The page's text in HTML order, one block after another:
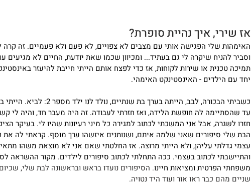
אז שירי, איך נהיית סופרת?
האימהות שלי הפגישה אותי עם מצבים לא צפויים, לא פעם ולא פעמיים. זה קרה
וסביר להניח שיקרה לי גם בעתיד... ומכיוון שכמו שאת יודעת, החיים לא מגיעים
תמיכה טכנית או שירות לקוחות, אז כדי לפצח אותם הייתי חייבת להיעזר
יחד עם הילדים - האינסטינקט האימהי.
כשביתי הבכורה, לבב, הייתה בערך בת
עד שהסתיימה לה חופשת הלידה, ואז חזרתי לעבודה. זה היה מעבר חד, והיה לי
חזרו לשגרה, אבל אני המשכתי לכתוב למגירה כל מיני רעיונות שהיו לי. בעיקר
הבת שלי סיפורים שאני שלמה איתם, ושנותנים איזשהו ערך מוסף. קראתי לה
עצמי גדלתי עליהן, ולא הייתי מרוצה. אז החלטתי שאם אני לא מוצאת משהו
והתיישבתי לכתוב בעצמי. ככה התחלתי לכתוב סיפורים לילדים. מקור ההשראה
משפחתי הפרטית ומציאות חיינו. הסיפורים נועדו בראש ובראשונה לבת שלי,
שניים מהם כבר ראו אור ועוד היד נטויה.